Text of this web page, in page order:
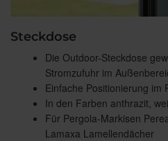
Steckdose
Die Outdoor-Steckdose
Stromzufuhr im
Einfache Positionierung im
In den Farben anthrazit,
Für Pergola-Markisen
Lamaxa Lamellendächer